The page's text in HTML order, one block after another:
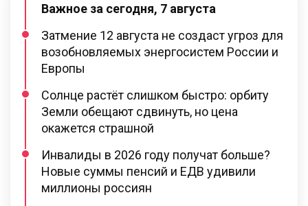
Важное за сегодня, 7 августа
Затмение 12 августа не создаст угроз для
возобновляемых энергосистем России и
Европы
Солнце растёт слишком быстро: орбиту
Земли обещают сдвинуть, но цена
окажется страшной
Инвалиды в 2026 году получат больше?
Новые суммы пенсий и ЕДВ удивили
миллионы россиян